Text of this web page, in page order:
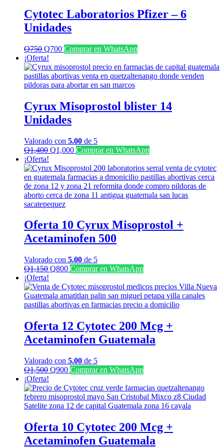
Cytotec Laboratorios Pfizer – 6
Unidades
Q750 El
precio
original
era:
Q750.
Q700El
actual
es:
Q700.
Comprar en WhatsApp
¡Oferta!
Cyrux Misoprostol blister 14
Unidades
Valorado con 5.00 de 5
Q1,400 El
original
era:
Q1,400.
Q1,000El
actual
es:
Q1,000.
Comprar en WhatsApp
¡Oferta!
Oferta 10 Cyrux Misoprostol +
Acetaminofen 500
Valorado con 5.00 de 5
Q1,150 El
original
era:
Q1,150.
Q800El
actual
es:
Q800.
Comprar en WhatsApp
¡Oferta!
Oferta 12 Cytotec 200 Mcg +
Acetaminofen Guatemala
Valorado con 5.00 de 5
Q1,500 El
original
era:
Q1,500.
Q900El
actual
es:
Q900.
Comprar en WhatsApp
¡Oferta!
Oferta 10 Cytotec 200 Mcg +
Acetaminofen Guatemala